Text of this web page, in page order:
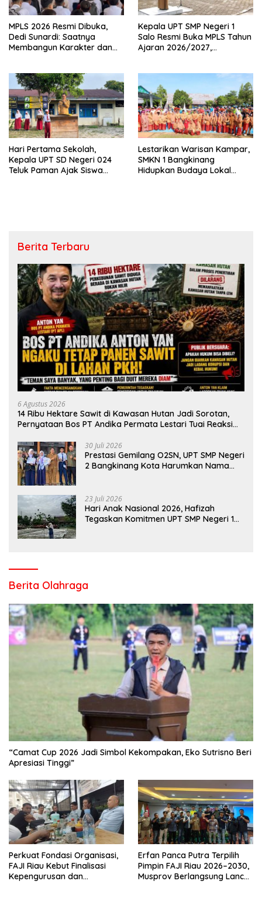
MPLS 2026 Resmi Dibuka,
Dedi Sunardi: Saatnya
Membangun Karakter dan
Kepala UPT SMP Negeri 1
Salo Resmi Buka MPLS Tahun
Ajaran 2026/2027,
Hari Pertama Sekolah,
Kepala UPT SD Negeri 024
Teluk Paman Ajak Siswa
Lestarikan Warisan Kampar,
SMKN 1 Bangkinang
Hidupkan Budaya Lokal
Berita Terbaru
6 Agustus 2026
14 Ribu Hektare Sawit di Kawasan Hutan Jadi Sorotan,
Pernyataan Bos PT Andika Permata Lestari Tuai Reaksi
30 Juli 2026
Prestasi Gemilang O2SN, UPT SMP Negeri
2 Bangkinang Kota Harumkan Nama
23 Juli 2026
Hari Anak Nasional 2026, Hafizah
Tegaskan Komitmen UPT SMP Negeri 1
Berita Olahraga
“Camat Cup 2026 Jadi Simbol Kekompakan, Eko Sutrisno Beri
Apresiasi Tinggi”
Perkuat Fondasi Organisasi,
FAJI Riau Kebut Finalisasi
Kepengurusan dan
Erfan Panca Putra Terpilih
Pimpin FAJI Riau 2026–2030,
Musprov Berlangsung Lancar